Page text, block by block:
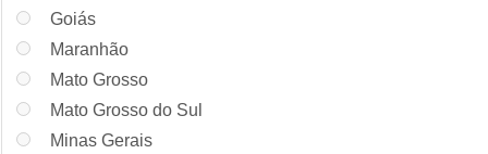
Goiás
Maranhão
Mato Grosso
Mato Grosso do Sul
Minas Gerais